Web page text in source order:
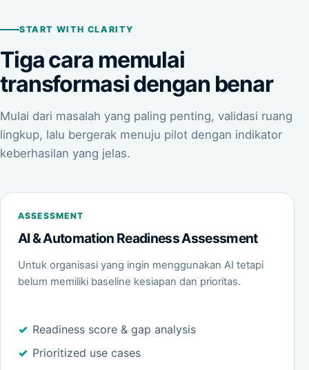
START WITH CLARITY
Tiga cara memulai
transformasi dengan benar
Mulai dari masalah yang paling penting, validasi ruang
lingkup, lalu bergerak menuju pilot dengan indikator
keberhasilan yang jelas.
ASSESSMENT
AI & Automation Readiness Assessment
Untuk organisasi yang ingin menggunakan AI tetapi
belum memiliki baseline kesiapan dan prioritas.
Readiness score & gap analysis
Prioritized use cases